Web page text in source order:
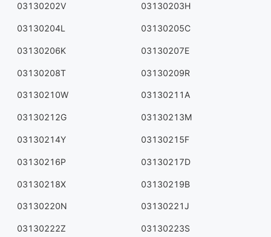
03130202V 03130203H
03130204L 03130205C
03130206K 03130207E
03130208T 03130209R
03130210W 03130211A
03130212G 03130213M
03130214Y 03130215F
03130216P 03130217D
03130218X 03130219B
03130220N 03130221J
03130222Z 03130223S